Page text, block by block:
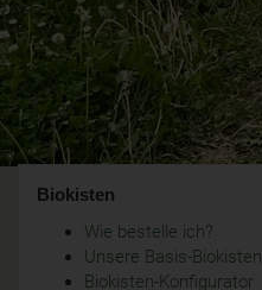
Biokisten
Wie bestelle ich?
Unsere Basis-Biokisten
Biokisten-Konfigurator